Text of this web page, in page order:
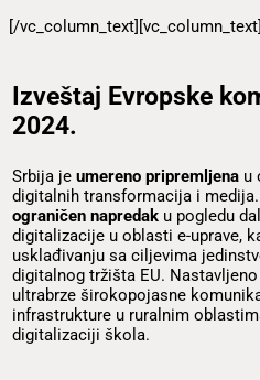
[/vc_column_text][vc_column_text]
Izveštaj Evropske
2024.
Srbija je umereno pripremljena u
digitalnih transformacija i
ograničen napredak u pogledu
digitalizacije u oblasti e-uprave,
usklađivanju sa ciljevima
digitalnog tržišta EU.
ultrabrze širokopojasne
infrastrukture u ruralnim
digitalizaciji škola.